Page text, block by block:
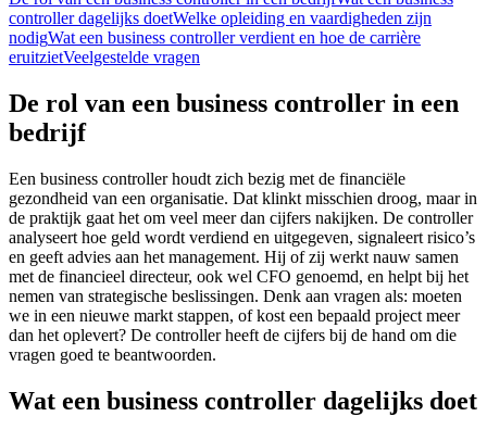
controller dagelijks doetWelke opleiding en vaardigheden zijn
nodigWat een business controller verdient en hoe de carrière
eruitzietVeelgestelde vragen
De rol van een business controller in een
bedrijf
Een business controller houdt zich bezig met de financiële
gezondheid van een organisatie. Dat klinkt misschien droog, maar in
de praktijk gaat het om veel meer dan cijfers nakijken. De controller
analyseert hoe geld wordt verdiend en uitgegeven, signaleert risico’s
en geeft advies aan het management. Hij of zij werkt nauw samen
met de financieel directeur, ook wel CFO genoemd, en helpt bij het
nemen van strategische beslissingen. Denk aan vragen als: moeten
we in een nieuwe markt stappen, of kost een bepaald project meer
dan het oplevert? De controller heeft de cijfers bij de hand om die
vragen goed te beantwoorden.
Wat een business controller dagelijks doet